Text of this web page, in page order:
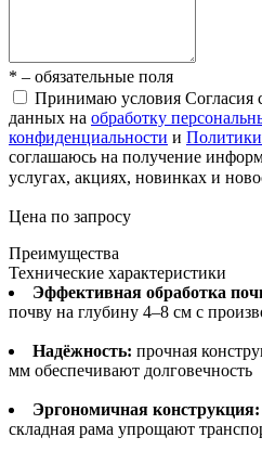
* – обязательные поля
Принимаю условия Согласия
данных на обработку
конфиденциальности и
соглашаюсь на получение
услугах, акциях, новинках и
Цена по запросу
Преимущества
Технические характеристики
Эффективная обработка
почву на глубину 4–8 см с
Надёжность: прочная
мм обеспечивают долговечность
Эргономичная конструкция:
складная рама упрощают